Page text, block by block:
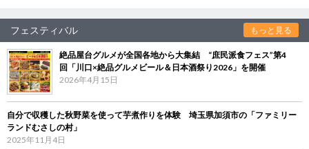
フェスティバル もっと見る
絶品屋台グルメが全国各地から大集結 “庶民派食フェス”第4
回「川口×絶品グルメビール＆日本酒祭り2026」を開催
2026年4月15日
自分で収穫した秋野菜を使って芋煮作りを体験 埼玉県加須市の「ファミリー
ランドむさしの村」
2025年11月4日